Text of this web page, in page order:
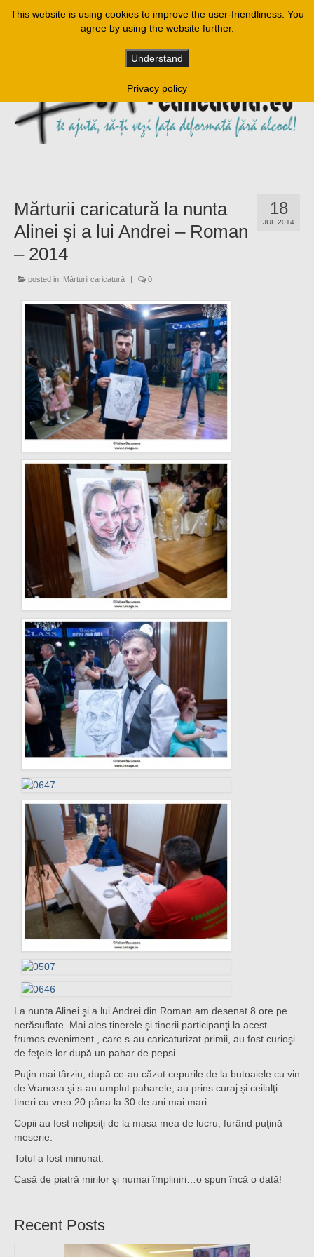
18
JUL 2014
Mărturii caricatură la nunta
Alinei şi a lui Andrei – Roman
– 2014
posted in: Mărturii caricatură 0
La nunta Alinei şi a lui Andrei din Roman am desenat 8 ore pe
nerăsuflate. Mai ales tinerele şi tinerii participanţi la acest
frumos eveniment , care s-au caricaturizat primii, au fost curioşi
de feţele lor după un pahar de pepsi.
Puţin mai târziu, după ce-au căzut cepurile de la butoaiele cu vin
de Vrancea şi s-au umplut paharele, au prins curaj şi ceilalţi
tineri cu vreo 20 pâna la 30 de ani mai mari.
Copii au fost nelipsiţi de la masa mea de lucru, furând puţină
meserie.
Totul a fost minunat.
Casă de piatră mirilor şi numai împliniri…o spun încă o dată!
Recent Posts
This website is using cookies to improve the user-friendliness. You
agree by using the website further.
Understand
Privacy policy